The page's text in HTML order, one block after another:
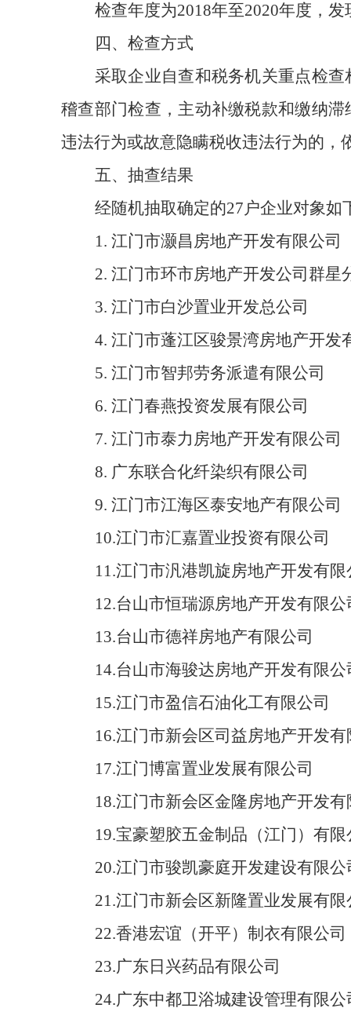
检查年度为2018年至2020年度，发
四、检查方式
采取企业自查和税务机关重点检
稽查部门检查，主动补缴税款和缴纳
违法行为或故意隐瞒税收违法行为的，
五、抽查结果
经随机抽取确定的27户企业对象如
1. 江门市灏昌房地产开发有限公司
2. 江门市环市房地产开发公司群星
3. 江门市白沙置业开发总公司
4. 江门市蓬江区骏景湾房地产开发
5. 江门市智邦劳务派遣有限公司
6. 江门春燕投资发展有限公司
7. 江门市泰力房地产开发有限公司
8. 广东联合化纤染织有限公司
9. 江门市江海区泰安地产有限公司
10.江门市汇嘉置业投资有限公司
11.江门市汎港凯旋房地产开发有限
12.台山市恒瑞源房地产开发有限公
13.台山市德祥房地产有限公司
14.台山市海骏达房地产开发有限公
15.江门市盈信石油化工有限公司
16.江门市新会区司益房地产开发有
17.江门博富置业发展有限公司
18.江门市新会区金隆房地产开发有
19.宝豪塑胶五金制品（江门）有限
20.江门市骏凯豪庭开发建设有限公
21.江门市新会区新隆置业发展有限
22.香港宏谊（开平）制衣有限公司
23.广东日兴药品有限公司
24.广东中都卫浴城建设管理有限公